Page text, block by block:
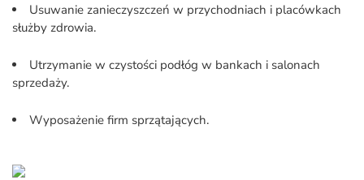
Usuwanie zanieczyszczeń w przychodniach i placówkach
służby zdrowia.
Utrzymanie w czystości podłóg w bankach i salonach
sprzedaży.
Wyposażenie firm sprzątających.